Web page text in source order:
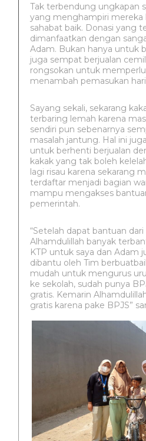
Tak terbendung ungkapan
yang menghampiri
sahabat baik. Donasi yang
dimanfaatkan dengan
Adam. Bukan hanya untuk
juga sempat berjualan
rongsokan untuk
menambah pemasukan
Sayang sekali, sekarang
terbaring lemah karena
sendiri pun sebenarnya
masalah jantung. Hal ini
untuk berhenti berjualan
kakak yang tak boleh
lagi risau karena sekarang
terdaftar menjadi bagian
mampu mengakses
pemerintah.
“Setelah dapat bantuan
Alhamdulillah banyak
KTP untuk saya dan Adam
dibantu oleh Tim
mudah untuk mengurus
ke sekolah, sudah punya
gratis. Kemarin
gratis karena pake BPJS”